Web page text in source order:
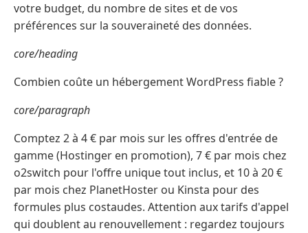
votre budget, du nombre de sites et de vos
préférences sur la souveraineté des données.
core/heading
Combien coûte un hébergement WordPress fiable ?
core/paragraph
Comptez 2 à 4 € par mois sur les offres d'entrée de
gamme (Hostinger en promotion), 7 € par mois chez
o2switch pour l'offre unique tout inclus, et 10 à 20 €
par mois chez PlanetHoster ou Kinsta pour des
formules plus costaudes. Attention aux tarifs d'appel
qui doublent au renouvellement : regardez toujours